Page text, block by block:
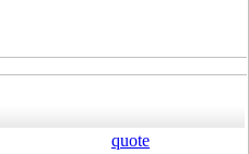
quote